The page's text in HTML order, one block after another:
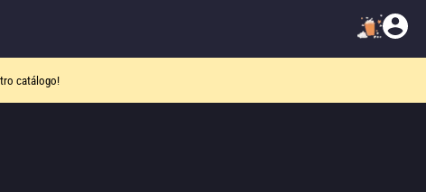
catálogo!